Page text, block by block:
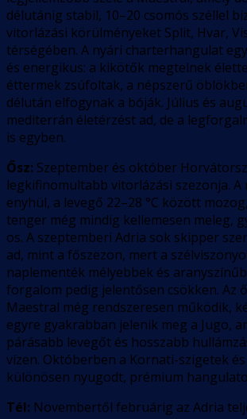
délutánig stabil, 10–20 csomós széllel
vitorlázási körülményeket Split, Hvar,
térségében. A nyári charterhangulat
és energikus: a kikötők megtelnek
éttermek zsúfoltak, a népszerű
délután elfogynak a bóják. Július és
mediterrán életérzést ad, de a
is egyben.
Ősz: Szeptember és október
legkifinomultabb vitorlázási szezonja.
enyhül, a levegő 22–28 °C között
tenger még mindig kellemesen meleg,
os. A szeptemberi Adria sok skipper
ad, mint a főszezon, mert a
naplementék mélyebbek és
forgalom pedig jelentősen csökken. Az
Maestral még rendszeresen működik,
egyre gyakrabban jelenik meg a Jugo,
párásabb levegőt és hosszabb
vízen. Októberben a Kornati-szigetek
különösen nyugodt, prémium
Tél: Novembertől februárig az Adria